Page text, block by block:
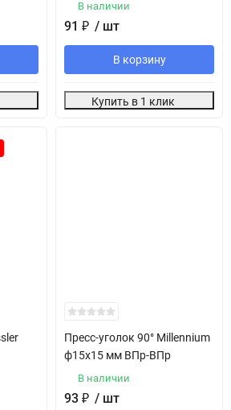
В наличии
91 ₽ / шт
В корзину
Купить в 1 клик
Пресс-уголок 90° Millennium
ф15х15 мм ВПр-ВПр
В наличии
93 ₽ / шт